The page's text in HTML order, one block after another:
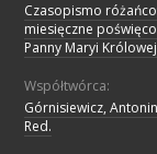
Czasopismo
miesięczne
Panny Maryi
Współtwórca:
Górnisiewicz,
Red.